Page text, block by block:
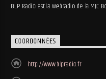
BLP Radio est la webradio de la MJC
COORDONNÉES
http://www.blpradio.fr